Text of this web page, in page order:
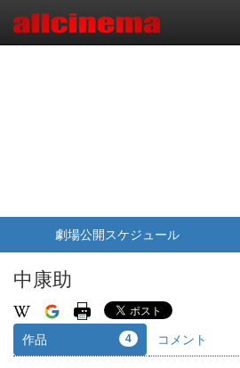
劇場公開スケジュール
中康助
作品 4 コメント